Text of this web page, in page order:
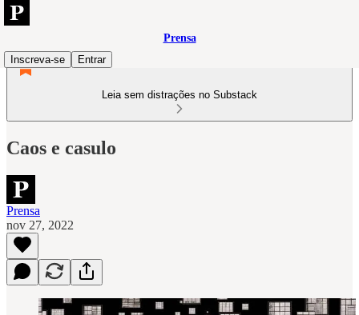
Prensa
Inscreva-se
Entrar
Leia sem distrações no Substack
Caos e casulo
Prensa
nov 27, 2022